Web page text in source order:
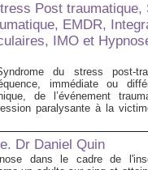
Post traumatique,
EMDR,
IMO et
du stress post-
immédiate ou
de l’événement
paralysante à la
Dr Daniel Quin
dans le cadre de